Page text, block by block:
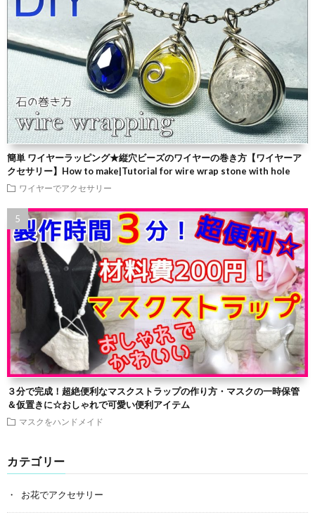
簡単 ワイヤーラッピング★縦穴ビーズのワイヤーの巻き方【ワイヤーア
クセサリー】How to make|Tutorial for wire wrap stone with hole
ワイヤーでアクセサリー
３分で完成！超絶便利なマスクストラップの作り方・マスクの一時保管
＆仮置きに☆おしゃれで可愛い便利アイテム
マスクをハンドメイド
カテゴリー
お花でアクセサリー